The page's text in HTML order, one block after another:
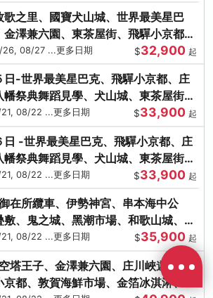
之里、國寶犬山城、世界最美星巴
澤兼六園、東茶屋街、飛驒小京都、
08/27 ...更多日期 $32,900 起
日-世界最美星巴克、飛驒小京都、庄
祭典舞蹈見學、犬山城、東茶屋街、
08/22 ...更多日期 $33,900 起
日 -世界最美星巴克、飛驒小京都、庄
幡祭典舞蹈見學、犬山城、東茶屋街、
08/22 ...更多日期 $33,900 起
在所纜車、伊勢神宮、串本海中公
、鬼之城、黑潮市場、和歌山城、伊
08/22 ...更多日期 $35,900 起
塔王子、金澤兼六園、庄川峽遊船、
都、敦賀海鮮市場、金箔冰淇淋、鰻